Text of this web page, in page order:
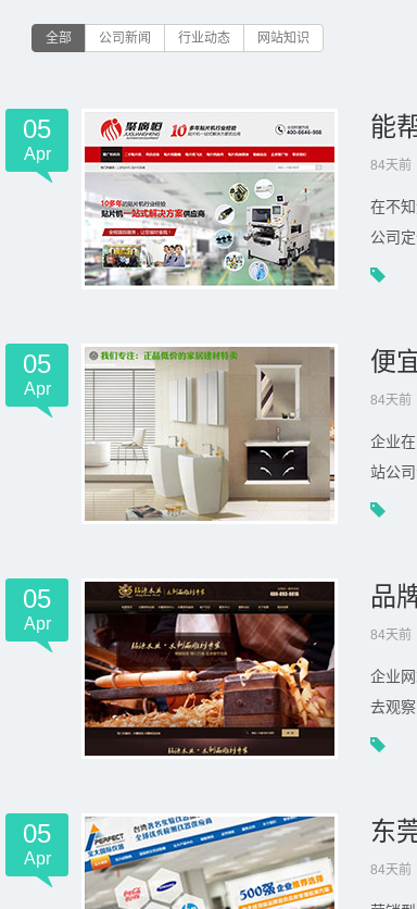
全部 公司新闻 行业动态 网站知识
05
Apr
能
84天前
在不
公司
05
Apr
便
84天前
企业
站公
.
05
Apr
品
84天前
企业
去观
05
Apr
东
84天前